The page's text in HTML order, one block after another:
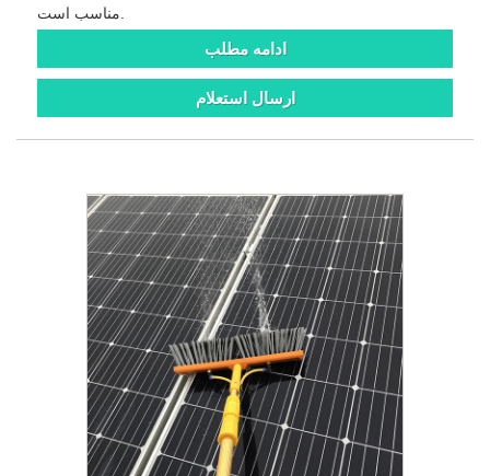
مناسب است.
ادامه مطلب
ارسال استعلام